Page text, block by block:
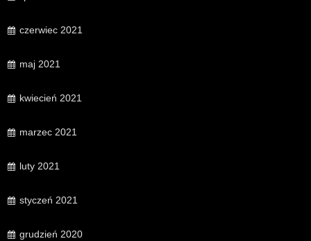
czerwiec 2021
maj 2021
kwiecień 2021
marzec 2021
luty 2021
styczeń 2021
grudzień 2020